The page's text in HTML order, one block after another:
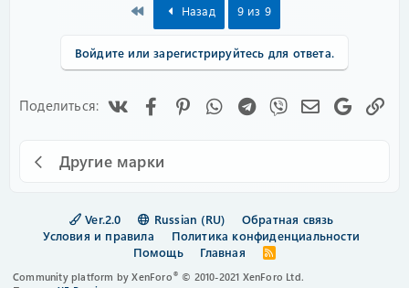
First Назад 9 из 9
Войдите или зарегистрируйтесь для ответа.
Поделиться: FacebookPinterestWhatsAppTelegram
Viber Google
Другие марки
Ver.2.0 Russian (RU)
Обратная связь
Условия и правила
Политика конфиденциальности
Помощь
Главная
R
S
Community platform by XenForo® © 2010-2021 XenForo Ltd.